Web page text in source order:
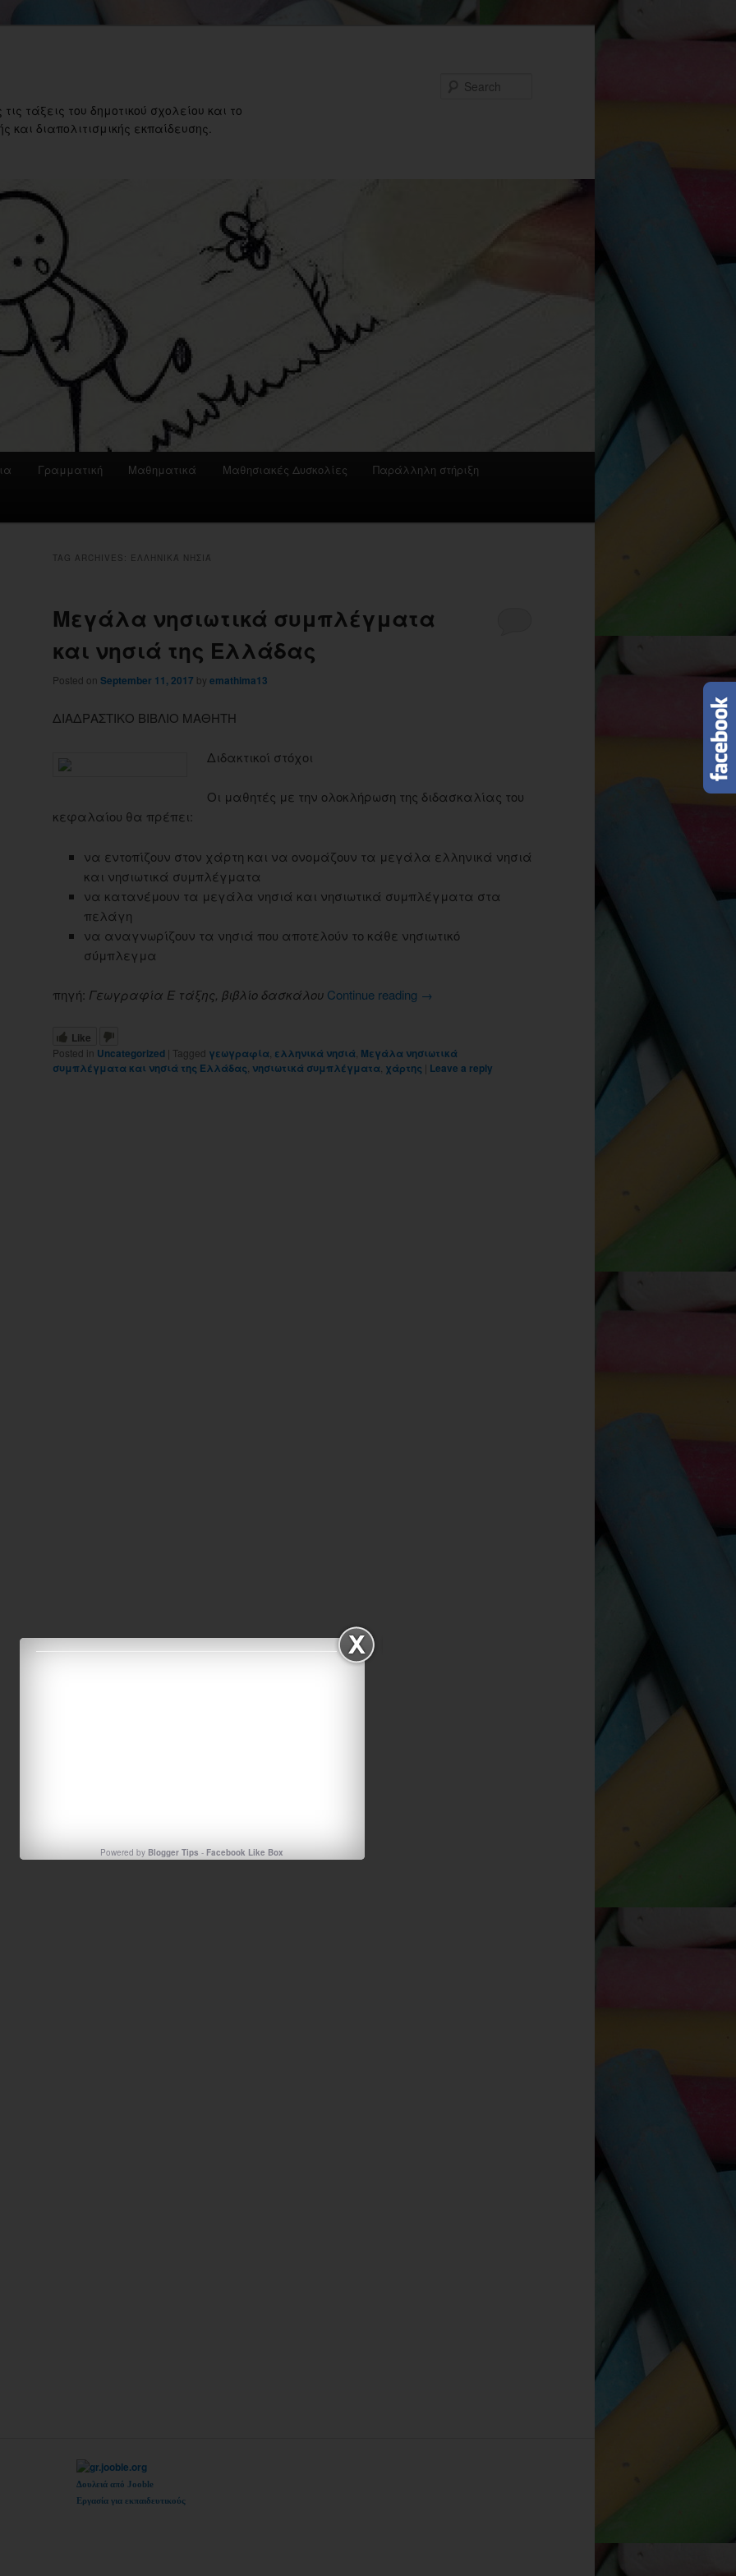
τάξεις του δημοτικού σχολείου και το
διαπολιτισμικής εκπαίδευσης.
Γραμματική Μαθηματικά Μαθησιακές Δυσκολίες Παράλληλη στήριξη
TAG ARCHIVES: ΕΛΛΗΝΙΚΆ ΝΗΣΙΆ
Μεγάλα νησιωτικά συμπλέγματα
και νησιά της Ελλάδας
Posted on September 11, 2017 by emathima13
ΔΙΑΔΡΑΣΤΙΚΟ ΒΙΒΛΙΟ ΜΑΘΗΤΗ
Διδακτικοί στόχοι
Οι μαθητές με την ολοκλήρωση της διδασκαλίας του
κεφαλαίου θα πρέπει:
να εντοπίζουν στον χάρτη και να ονομάζουν τα μεγάλα ελληνικά νησιά
και νησιωτικά συμπλέγματα
να κατανέμουν τα μεγάλα νησιά και νησιωτικά συμπλέγματα στα
πελάγη
να αναγνωρίζουν τα νησιά που αποτελούν το κάθε νησιωτικό
σύμπλεγμα
πηγή: Γεωγραφία Ε τάξης, βιβλίο δασκάλου Continue reading →
Like
Posted in Uncategorized | Tagged γεωγραφία, ελληνικά νησιά, Μεγάλα νησιωτικά
συμπλέγματα και νησιά της Ελλάδας, νησιωτικά συμπλέγματα, χάρτης | Leave a reply
Powered byBlogger Tips -Facebook Like Box
Δουλειά από Jooble
Εργασία για εκπαιδευτικούς